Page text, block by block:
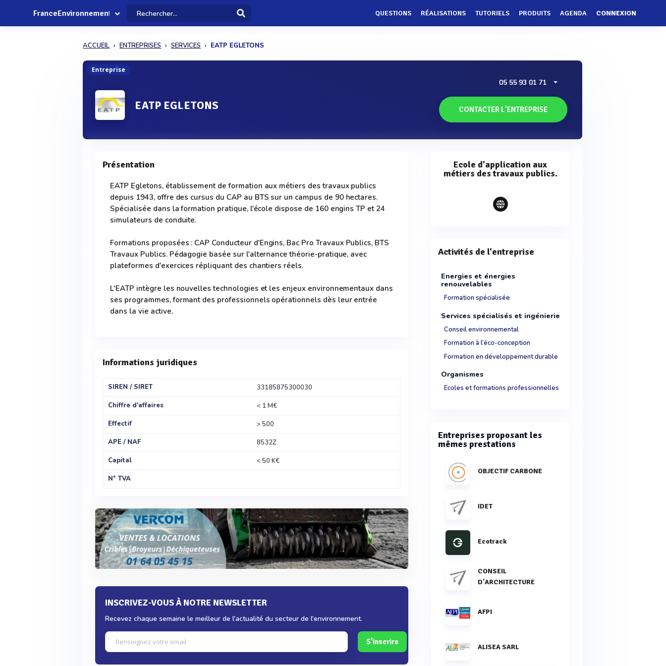
FranceEnvironnement QUESTIONS RÉALISATIONS TUTORIELS PRODUITS AGENDA CONNEXION
ACCUEIL ENTREPRISES SERVICES EATP EGLETONS
Entreprise
EATP EGLETONS
05 55 93 01 71
CONTACTER L'ENTREPRISE
Présentation
EATP Egletons, établissement de formation aux métiers des travaux publics
depuis 1943, offre des cursus du CAP au BTS sur un campus de 90 hectares.
Spécialisée dans la formation pratique, l'école dispose de 160 engins TP et 24
simulateurs de conduite.
Formations proposées : CAP Conducteur d'Engins, Bac Pro Travaux Publics, BTS
Travaux Publics. Pédagogie basée sur l'alternance théorie-pratique, avec
plateformes d'exercices répliquant des chantiers réels.
L'EATP intègre les nouvelles technologies et les enjeux environnementaux dans
ses programmes, formant des professionnels opérationnels dès leur entrée
dans la vie active.
Informations juridiques
SIREN / SIRET
33185875300030
Chiffre d'affaires
< 1 M€
Effectif
> 500
APE / NAF
8532Z
Capital
< 50 K€
N° TVA
INSCRIVEZ-VOUS À NOTRE NEWSLETTER
Recevez chaque semaine le meilleur de l'actualité du secteur de l'environnement.
S'inscrire
Ecole d'application aux
métiers des travaux publics.
Activités de l'entreprise
Energies et énergies
renouvelables
Formation spécialisée
Services spécialisés et ingénierie
Conseil environnemental
Formation à l’éco-conception
Formation en développement durable
Organismes
Ecoles et formations professionnelles
Entreprises proposant les
mêmes prestations
OBJECTIF CARBONE
IDET
Ecotrack
CONSEIL
D'ARCHITECTURE
AFPI
ALISEA SARL